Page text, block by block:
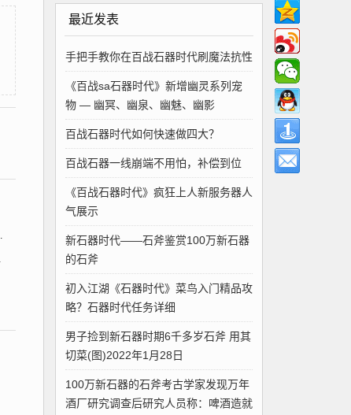
最近发表
手把手教你在百战石器时代刷魔法抗性
《百战sa石器时代》新增幽灵系列宠
物 — 幽冥、幽泉、幽魅、幽影
百战石器时代如何快速做四大？
百战石器一线崩端不用怕，补偿到位
《百战石器时代》疯狂上人新服务器人
气展示
新石器时代——石斧鉴赏100万新石器
的石斧
初入江湖《石器时代》菜鸟入门精品攻
略？石器时代任务详细
男子捡到新石器时期6千多岁石斧 用其
切菜(图)2022年1月28日
100万新石器的石斧考古学家发现万年
酒厂研究调查后研究人员称：啤酒造就